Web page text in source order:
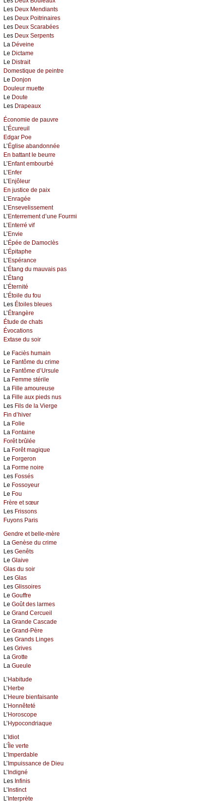
Les Deux Mendiants
Les Deux Poitrinaires
Les Deux Scarabées
Les Deux Serpents
La Déveine
Le Dictame
Le Distrait
Domestique de peintre
Le Donjon
Douleur muette
Le Doute
Les Drapeaux
Économie de pauvre
L’Écureuil
Edgar Poe
L’Église abandonnée
En battant le beurre
L’Enfant embourbé
L’Enfer
L’Enjôleur
En justice de paix
L’Enragée
L’Ensevelissement
L’Enterrement d’une Fourmi
L’Enterré vif
L’Envie
L’Épée de Damoclès
L’Épitaphe
L’Espérance
L’Étang du mauvais pas
L’Étang
L’Éternité
L’Étoile du fou
Les Étoiles bleues
L’Étrangère
Étude de chats
Évocations
Extase du soir
Le Faciès humain
Le Fantôme du crime
Le Fantôme d’Ursule
La Femme stérile
La Fille amoureuse
La Fille aux pieds nus
Les Fils de la Vierge
Fin d’hiver
La Folie
La Fontaine
Forêt brûlée
La Forêt magique
Le Forgeron
La Forme noire
Les Fossés
Le Fossoyeur
Le Fou
Frère et sœur
Les Frissons
Fuyons Paris
Gendre et belle-mère
La Genèse du crime
Les Genêts
Le Glaive
Glas du soir
Les Glas
Les Glissoires
Le Gouffre
Le Goût des larmes
Le Grand Cercueil
La Grande Cascade
Le Grand-Père
Les Grands Linges
Les Grives
La Grotte
La Gueule
L’Habitude
L’Herbe
L’Heure bienfaisante
L’Honnêteté
L’Horoscope
L’Hypocondriaque
L’Idiot
L’Île verte
L’Imperdable
L’Impuissance de Dieu
L’Indigné
Les Infinis
L’Instinct
L’Interprète